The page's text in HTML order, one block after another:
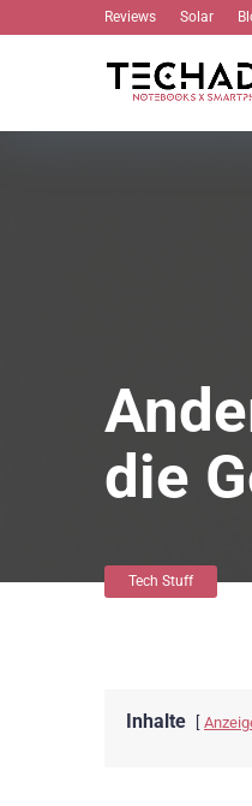
Reviews Solar
die
Tech Stuff
Inhalte